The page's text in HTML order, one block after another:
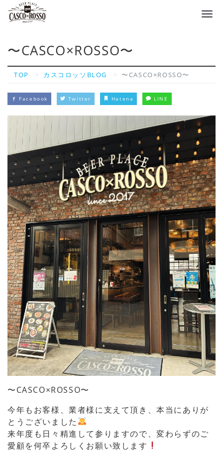
〜CASCO×ROSSO〜
TOP カスコロッソBLOG 〜CASCO×ROSSO〜
Facebook Twitter Hatena LINE
〜CASCO×ROSSO〜
今年もお客様、業者様に支えて頂き、本当にありが
とうございました
来年度も日々精進して参りますので、変わらずのご
愛顧を何卒よろしくお願い致します